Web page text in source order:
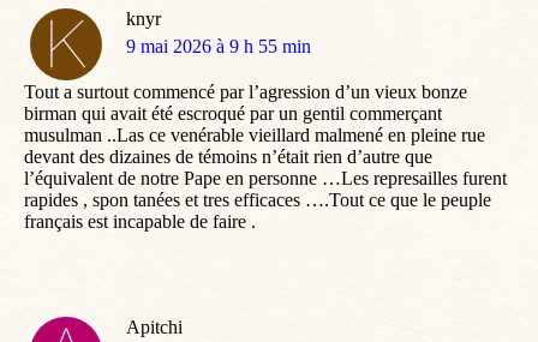
knyr
dit
9 mai 2026 à 9 h 55 min
Tout a surtout commencé par l’agression d’un vieux bonze
birman qui avait été escroqué par un gentil commerçant
musulman ..Las ce venérable vieillard malmené en pleine rue
devant des dizaines de témoins n’était rien d’autre que
l’équivalent de notre Pape en personne …Les represailles furent
rapides , spon tanées et tres efficaces ….Tout ce que le peuple
français est incapable de faire .
Apitchi